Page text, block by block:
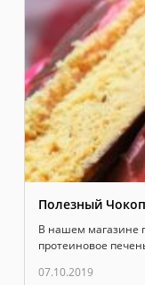
Полезный
В нашем магазине
протеиновое
07.10.2019